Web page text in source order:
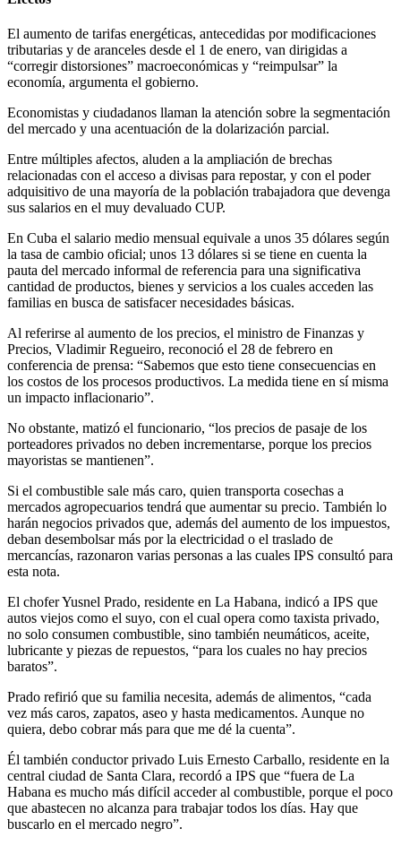
El aumento de tarifas energéticas, antecedidas por modificaciones
tributarias y de aranceles desde el 1 de enero, van dirigidas a
“corregir distorsiones” macroeconómicas y “reimpulsar” la
economía, argumenta el gobierno.
Economistas y ciudadanos llaman la atención sobre la segmentación
del mercado y una acentuación de la dolarización parcial.
Entre múltiples afectos, aluden a la ampliación de brechas
relacionadas con el acceso a divisas para repostar, y con el poder
adquisitivo de una mayoría de la población trabajadora que devenga
sus salarios en el muy devaluado CUP.
En Cuba el salario medio mensual equivale a unos 35 dólares según
la tasa de cambio oficial; unos 13 dólares si se tiene en cuenta la
pauta del mercado informal de referencia para una significativa
cantidad de productos, bienes y servicios a los cuales acceden las
familias en busca de satisfacer necesidades básicas.
Al referirse al aumento de los precios, el ministro de Finanzas y
Precios, Vladimir Regueiro, reconoció el 28 de febrero en
conferencia de prensa: “Sabemos que esto tiene consecuencias en
los costos de los procesos productivos. La medida tiene en sí misma
un impacto inflacionario”.
No obstante, matizó el funcionario, “los precios de pasaje de los
porteadores privados no deben incrementarse, porque los precios
mayoristas se mantienen”.
Si el combustible sale más caro, quien transporta cosechas a
mercados agropecuarios tendrá que aumentar su precio. También lo
harán negocios privados que, además del aumento de los impuestos,
deban desembolsar más por la electricidad o el traslado de
mercancías, razonaron varias personas a las cuales IPS consultó para
esta nota.
El chofer Yusnel Prado, residente en La Habana, indicó a IPS que
autos viejos como el suyo, con el cual opera como taxista privado,
no solo consumen combustible, sino también neumáticos, aceite,
lubricante y piezas de repuestos, “para los cuales no hay precios
baratos”.
Prado refirió que su familia necesita, además de alimentos, “cada
vez más caros, zapatos, aseo y hasta medicamentos. Aunque no
quiera, debo cobrar más para que me dé la cuenta”.
Él también conductor privado Luis Ernesto Carballo, residente en la
central ciudad de Santa Clara, recordó a IPS que “fuera de La
Habana es mucho más difícil acceder al combustible, porque el poco
que abastecen no alcanza para trabajar todos los días. Hay que
buscarlo en el mercado negro”.